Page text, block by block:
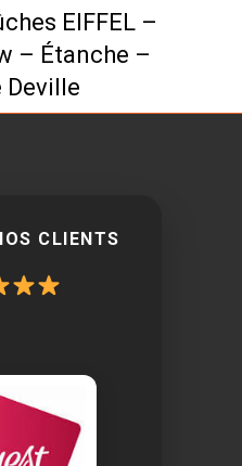
EIFFEL –
– Étanche –
Deville
CLIENTS